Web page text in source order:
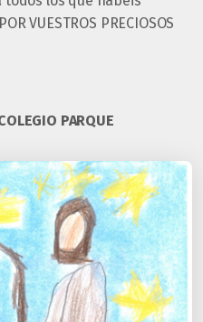
VUESTROS PRECIOSOS
PARQUE